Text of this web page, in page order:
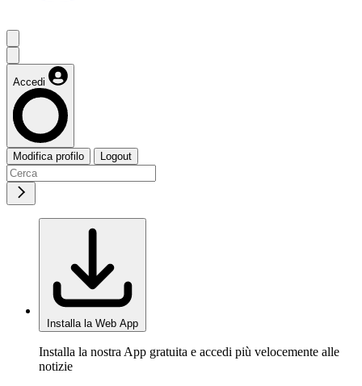
Accedi
Modifica profilo Logout
Installa la Web App
Installa la nostra App gratuita e accedi più velocemente alle
notizie